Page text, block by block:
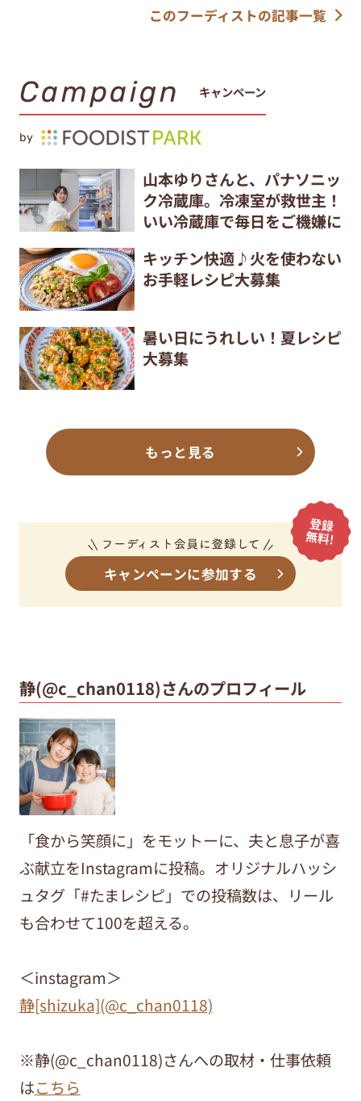
このフーディストの記事一覧
Campaign キャンペーン
by
山本ゆりさんと、パナソニッ
ク冷蔵庫。冷凍室が救世主！
いい冷蔵庫で毎日をご機嫌に
キッチン快適♪火を使わない
お手軽レシピ大募集
暑い日にうれしい！夏レシピ
大募集
もっと見る
キャンペーンに参加する
静(@c_chan0118)さんのプロフィール
「食から笑顔に」をモットーに、夫と息子が喜
ぶ献立をInstagramに投稿。オリジナルハッシ
ュタグ「#たまレシピ」での投稿数は、リール
も合わせて100を超える。
＜instagram＞
静[shizuka](@c_chan0118)
※静(@c_chan0118)さんへの取材・仕事依頼
はこちら